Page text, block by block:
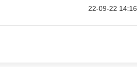
22-09-22 14:16